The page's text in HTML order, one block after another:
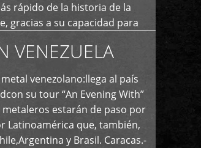
rápido de la historia de la
gracias a su capacidad para
VENEZUELA
venezolano:llega al país
su tour “An Evening With”
estarán de paso por
Latinoamérica que, también,
y Brasil. Caracas.-